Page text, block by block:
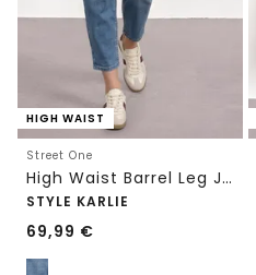
HIGH WAIST
Street One
High Waist Barrel Leg Jeans im Loose Fit
STYLE KARLIE
69,99 €